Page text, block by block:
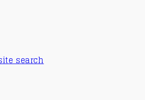
search